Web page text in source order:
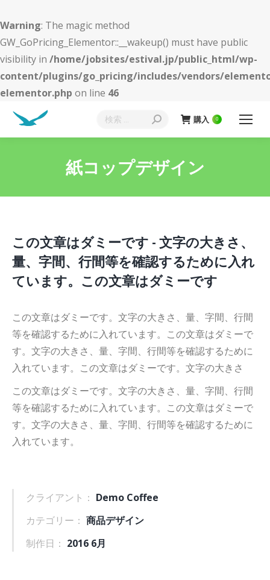
Warning: The magic method
GW_GoPricing_Elementor::__wakeup() must have public
visibility in /home/jobsites/estival.jp/public_html/wp-
content/plugins/go_pricing/includes/vendors/
elementor.php on line 46
索:
購入 0
紙コップデザイン
この文章はダミーです - 文字の大きさ、
量、字間、行間等を確認するために入れ
ています。この文章はダミーです
この文章はダミーです。文字の大きさ、量、字間、行間
等を確認するために入れています。この文章はダミーで
す。文字の大きさ、量、字間、行間等を確認するために
入れています。この文章はダミーです。文字の大きさ
この文章はダミーです。文字の大きさ、量、字間、行間
等を確認するために入れています。この文章はダミーで
す。文字の大きさ、量、字間、行間等を確認するために
入れています。
クライアント： Demo Coffee
カテゴリー： 商品デザイン
制作日： 2016 6月